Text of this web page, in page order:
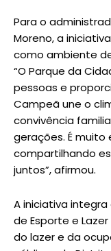
Para o
Moreno, a
como ambiente
“O Parque da
pessoas e
Campeã une o
convivência
gerações. É muito
compartilhando
juntos”, afirmou.
A iniciativa
de Esporte e
do lazer e da